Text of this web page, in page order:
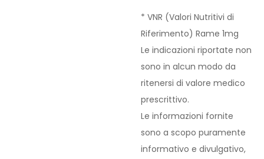
* VNR (Valori Nutritivi di
Riferimento) Rame 1mg
Le indicazioni riportate non
sono in alcun modo da
ritenersi di valore medico
prescrittivo.
Le informazioni fornite
sono a scopo puramente
informativo e divulgativo,